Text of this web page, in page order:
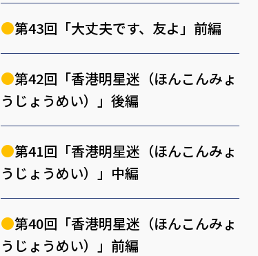
第43回「大丈夫です、友よ」前編
第42回「香港明星迷（ほんこんみょ
うじょうめい）」後編
第41回「香港明星迷（ほんこんみょ
うじょうめい）」中編
第40回「香港明星迷（ほんこんみょ
うじょうめい）」前編